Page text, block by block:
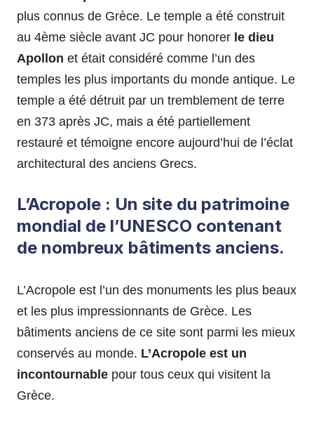
plus connus de Grèce. Le temple a été construit
au 4ème siècle avant JC pour honorer le dieu
Apollon et était considéré comme l’un des
temples les plus importants du monde antique. Le
temple a été détruit par un tremblement de terre
en 373 après JC, mais a été partiellement
restauré et témoigne encore aujourd’hui de l’éclat
architectural des anciens Grecs.
L’Acropole : Un site du patrimoine
mondial de l’UNESCO contenant
de nombreux bâtiments anciens.
L’Acropole est l’un des monuments les plus beaux
et les plus impressionnants de Grèce. Les
bâtiments anciens de ce site sont parmi les mieux
conservés au monde. L’Acropole est un
incontournable pour tous ceux qui visitent la
Grèce.